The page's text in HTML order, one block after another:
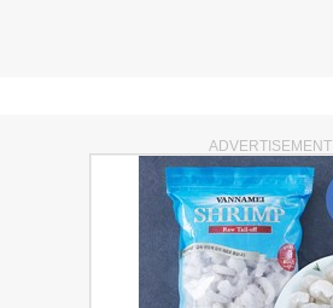
ADVERTISEMENT